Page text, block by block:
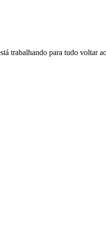
trabalhando para tudo voltar